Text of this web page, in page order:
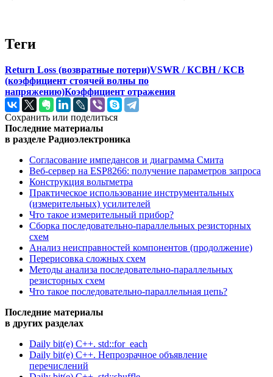
Теги
Return Loss (возвратные потери)VSWR / КСВН / КСВ
(коэффициент стоячей волны по
напряжению)Коэффициент отражения
Сохранить или поделиться
Последние материалы
в разделе Радиоэлектроника
Согласование импедансов и диаграмма Смита
Веб-сервер на ESP8266: получение параметров запроса
Конструкция вольтметра
Практическое использование инструментальных
(измерительных) усилителей
Что такое измерительный прибор?
Сборка последовательно-параллельных резисторных
схем
Анализ неисправностей компонентов (продолжение)
Перерисовка сложных схем
Методы анализа последовательно-параллельных
резисторных схем
Что такое последовательно-параллельная цепь?
Последние материалы
в других разделах
Daily bit(e) C++. std::for_each
Daily bit(e) C++. Непрозрачное объявление
перечислений